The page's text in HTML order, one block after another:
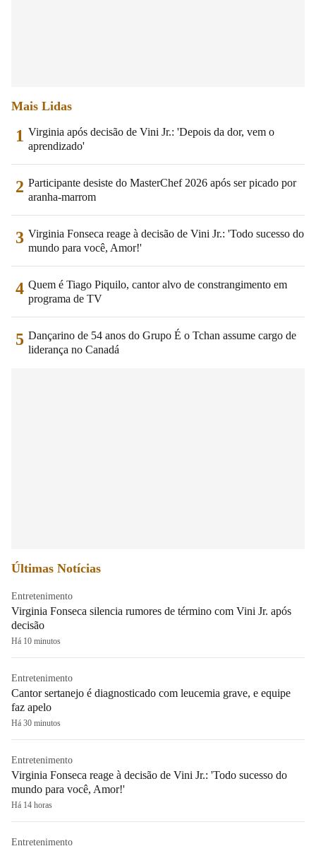
Mais Lidas
1 Virginia após decisão de Vini Jr.: 'Depois da dor, vem o
aprendizado'
2 Participante desiste do MasterChef 2026 após ser picado por
aranha-marrom
3 Virginia Fonseca reage à decisão de Vini Jr.: 'Todo sucesso do
mundo para você, Amor!'
4 Quem é Tiago Piquilo, cantor alvo de constrangimento em
programa de TV
5 Dançarino de 54 anos do Grupo É o Tchan assume cargo de
liderança no Canadá
Últimas Notícias
Entretenimento
Virginia Fonseca silencia rumores de término com Vini Jr. após
decisão
Há 10 minutos
Entretenimento
Cantor sertanejo é diagnosticado com leucemia grave, e equipe
faz apelo
Há 30 minutos
Entretenimento
Virginia Fonseca reage à decisão de Vini Jr.: 'Todo sucesso do
mundo para você, Amor!'
Há 14 horas
Entretenimento